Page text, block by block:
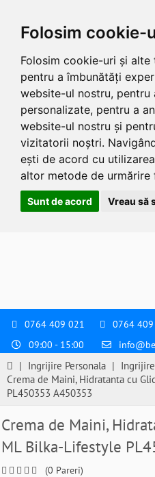
Folosim cookie-
Folosim cookie-uri și
pentru a îmbunătăți
website-ul nostru,
personalizate, pentru a
website-ul nostru și
vizitatorii noștri.
ești de acord cu
altor metode de urmărire
Sunt de acord Vreau să
0764 409 021 0764
09:00 - 15:00
| Ingrijire Personala |
Crema de Maini, Hidratanta cu
PL450353 A450353
Crema de Maini,
ML Bilka-Lifestyle
(0 Pareri)